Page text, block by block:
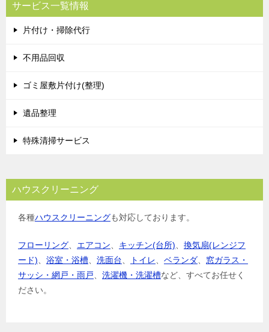
サービス一覧情報
片付け・掃除代行
不用品回収
ゴミ屋敷片付け(整理)
遺品整理
特殊清掃サービス
ハウスクリーニング
各種ハウスクリーニングも対応しております。
フローリング、 エアコン、 キッチン(台所)、 換気扇(レンジフ
ード)、 浴室・浴槽、 洗面台、 トイレ、 ベランダ、 窓ガラス・
サッシ・網戸・雨戸、 洗濯機・洗濯槽など、すべてお任せく
ださい。